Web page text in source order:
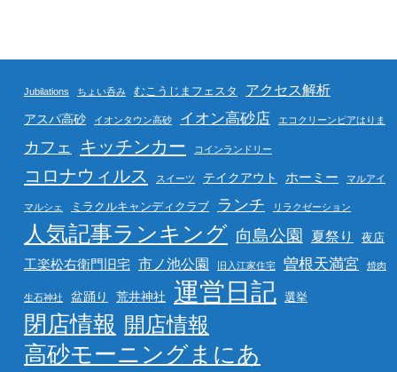
Jubilations ちょい呑み むこうじまフェスタ アクセス解析
アスパ高砂 イオンタウン高砂 イオン高砂店 エコクリーンピアはりま
カフェ キッチンカー コインランドリー
コロナウィルス スイーツ テイクアウト ホーミー マルアイ
マルシェ ミラクルキャンディクラブ ランチ リラクゼーション
人気記事ランキング 向島公園 夏祭り 夜店
工楽松右衛門旧宅 市ノ池公園 旧入江家住宅 曽根天満宮 焼肉
生石神社 盆踊り 荒井神社 運営日記 選挙
閉店情報 開店情報
高砂モーニングまにあ